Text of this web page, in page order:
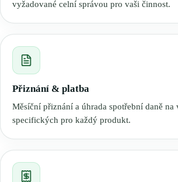
vyžadované celní správou pro vaši činnost.
Přiznání & platba
Měsíční přiznání a úhrada spotřební daně na
specifických pro každý produkt.